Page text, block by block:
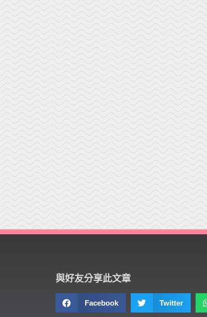
與好友分享此文章
Facebook Twitter